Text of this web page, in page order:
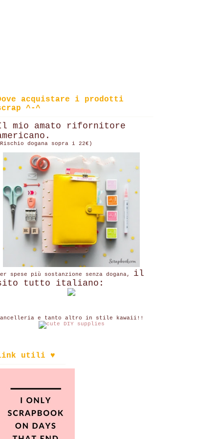
acquistare i prodotti
^-^
mio amato rifornitore
dogana sopra i 22€)
spese più sostanzione senza dogana, il
tutto italiano:
e tanto altro in stile kawaii!!
utili ♥